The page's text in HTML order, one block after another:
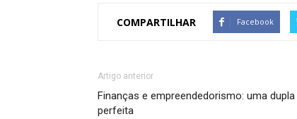
COMPARTILHAR Facebook
Artigo anterior
Finanças e empreendedorismo: uma dupla
perfeita